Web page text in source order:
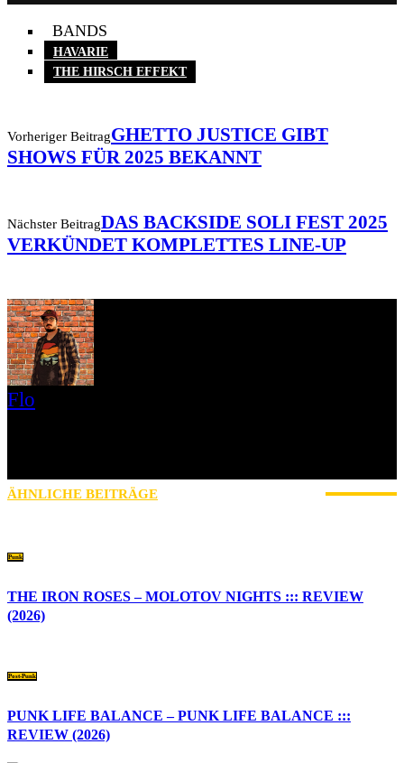
BANDS
HAVARIE
THE HIRSCH EFFEKT
Vorheriger BeitragGHETTO JUSTICE GIBT
SHOWS FÜR 2025 BEKANNT
Nächster BeitragDAS BACKSIDE SOLI FEST 2025
VERKÜNDET KOMPLETTES LINE-UP
Flo
ÄHNLICHE BEITRÄGE
Punk
THE IRON ROSES – MOLOTOV NIGHTS ::: REVIEW
(2026)
Post-Punk
PUNK LIFE BALANCE – PUNK LIFE BALANCE :::
REVIEW (2026)